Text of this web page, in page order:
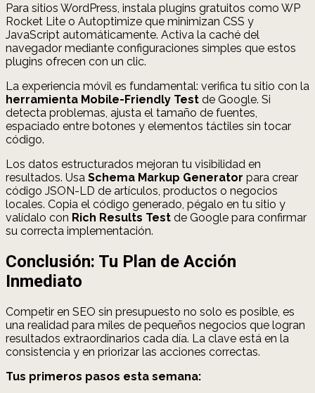
Para sitios WordPress, instala plugins gratuitos como WP
Rocket Lite o Autoptimize que minimizan CSS y
JavaScript automáticamente. Activa la caché del
navegador mediante configuraciones simples que estos
plugins ofrecen con un clic.
La experiencia móvil es fundamental: verifica tu sitio con la
herramienta Mobile-Friendly Test de Google. Si
detecta problemas, ajusta el tamaño de fuentes,
espaciado entre botones y elementos táctiles sin tocar
código.
Los datos estructurados mejoran tu visibilidad en
resultados. Usa Schema Markup Generator para crear
código JSON-LD de artículos, productos o negocios
locales. Copia el código generado, pégalo en tu sitio y
valídalo con Rich Results Test de Google para confirmar
su correcta implementación.
Conclusión: Tu Plan de Acción
Inmediato
Competir en SEO sin presupuesto no solo es posible, es
una realidad para miles de pequeños negocios que logran
resultados extraordinarios cada día. La clave está en la
consistencia y en priorizar las acciones correctas.
Tus primeros pasos esta semana: